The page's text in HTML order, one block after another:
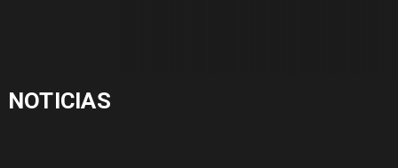
NOTICIAS